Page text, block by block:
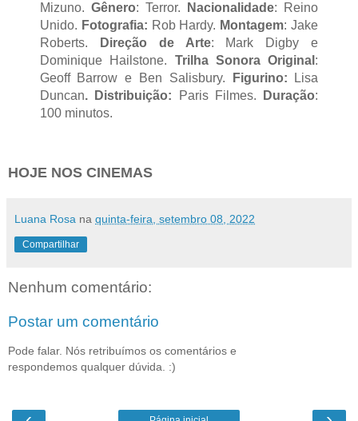
Mizuno. Gênero: Terror. Nacionalidade: Reino
Unido. Fotografia: Rob Hardy. Montagem: Jake
Roberts.
Direção de Arte: Mark Digby e
Dominique Hailstone. Trilha Sonora Original :
Geoff Barrow e Ben Salisbury.
Figurino:
Lisa
Duncan. Distribuição: Paris Filmes. Duração:
100 minutos.
HOJE NOS CINEMAS
Luana Rosa na quinta-feira, setembro 08, 2022
Compartilhar
Nenhum comentário:
Postar um comentário
Pode falar. Nós retribuímos os comentários e
respondemos qualquer dúvida. :)